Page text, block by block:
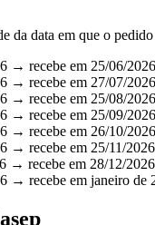
da data em que o
→ recebe em 25/06/
→ recebe em 27/07/
→ recebe em 25/08/
→ recebe em 25/09/
→ recebe em 26/10/
→ recebe em 25/11/
→ recebe em 28/12/
→ recebe em janeiro de